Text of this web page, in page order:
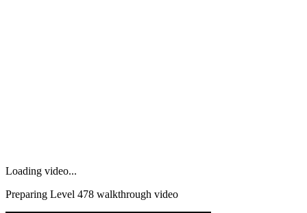
Loading video...
Preparing Level 478 walkthrough video